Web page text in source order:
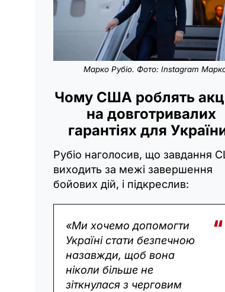
Марко Рубіо. Фото: Instagram
Чому США роблять
на довготривалих
гарантіях для
Рубіо наголосив, що завдання
виходить за межі завершення
бойових дій, і підкреслив:
«Ми хочемо допомогти
Україні стати безпечною
назавжди, щоб вона
ніколи більше не
зіткнулася з черговим